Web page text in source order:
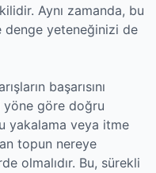
Aynı zamanda, bu
yeteneğinizi de
başarısını
göre doğru
yakalama veya itme
an topun nereye
olmalıdır. Bu, sürekli